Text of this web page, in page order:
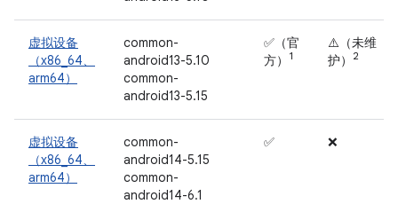
虚拟设备
（x86_64、
arm64）
common-
android13-5.10
common-
android13-5.15
✅（官
方）
1
⚠️（未维
护）
2
虚拟设备
（x86_64、
arm64）
common-
android14-5.15
common-
android14-6.1
✅ ❌